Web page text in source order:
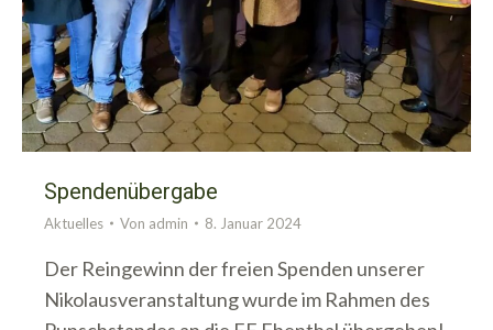
Spendenübergabe
Aktuelles Von admin 8. Januar 2024
Der Reingewinn der freien Spenden unserer
Nikolausveranstaltung wurde im Rahmen des